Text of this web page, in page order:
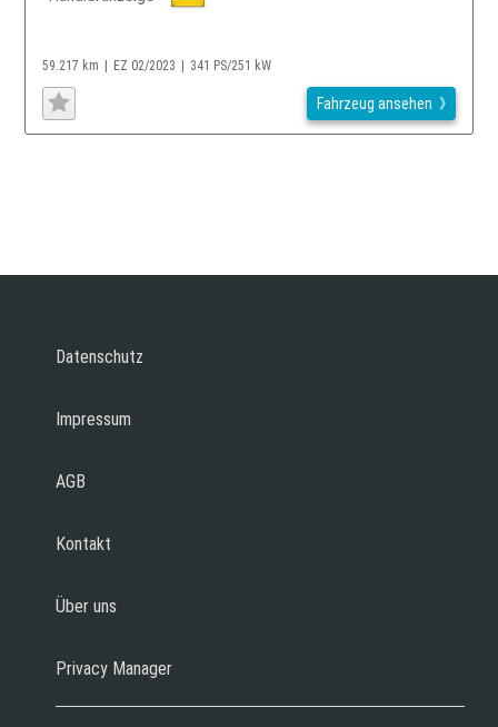
59.217 km EZ 02/2023 341 PS/251 kW
Fahrzeug ansehen
Datenschutz
Impressum
AGB
Kontakt
Über uns
Privacy Manager